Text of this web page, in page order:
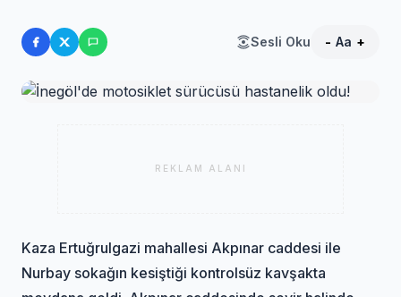
Sesli Oku - Aa +
REKLAM ALANI
Kaza Ertuğrulgazi mahallesi Akpınar caddesi ile
Nurbay sokağın kesiştiği kontrolsüz kavşakta